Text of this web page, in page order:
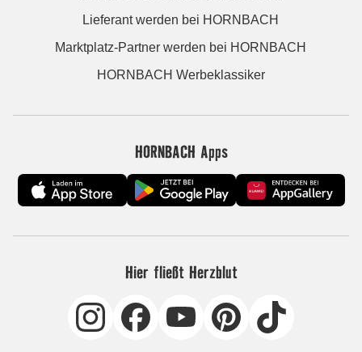
Lieferant werden bei HORNBACH
Marktplatz-Partner werden bei HORNBACH
HORNBACH Werbeklassiker
HORNBACH Apps
Hier fließt Herzblut